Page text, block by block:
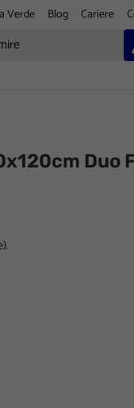
Verde Blog Cariere
Duo